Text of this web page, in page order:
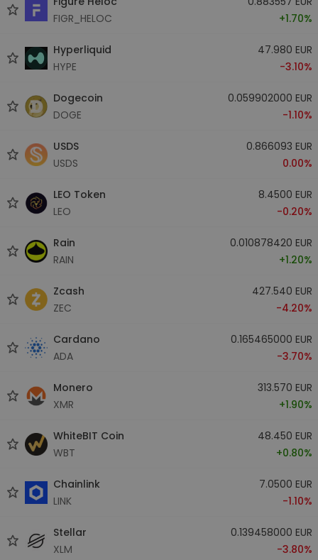
FIGR_HELOC
+1.70%
Hyperliquid
HYPE
47.980 EUR
-3.10%
Dogecoin
DOGE
0.059902000 EUR
-1.10%
USDS
USDS
0.866093 EUR
0.00%
LEO Token
LEO
8.4500 EUR
-0.20%
Rain
RAIN
0.010878420 EUR
+1.20%
Zcash
ZEC
427.540 EUR
-4.20%
Cardano
ADA
0.165465000 EUR
-3.70%
Monero
XMR
313.570 EUR
+1.90%
WhiteBIT Coin
WBT
48.450 EUR
+0.80%
Chainlink
LINK
7.0500 EUR
-1.10%
Stellar
XLM
0.139458000 EUR
-3.80%